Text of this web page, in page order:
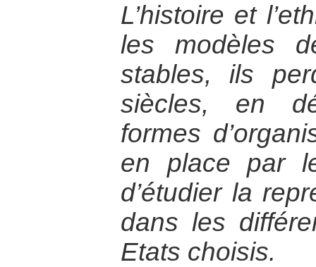
L’histoire et
les modèles
stables, ils
siècles, en
formes
en place par
d’étudier la
dans les
Etats choisis.